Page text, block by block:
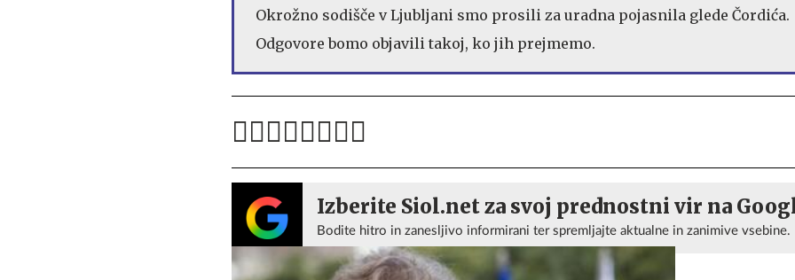
Okrožno sodišče v Ljubljani smo prosili za uradna pojasnila glede Čordića.
Odgovore bomo objavili takoj, ko jih prejmemo.
Izberite Siol.net za svoj prednostni vir na
Bodite hitro in zanesljivo informirani ter spremljajte aktualne in zanimive vsebine.